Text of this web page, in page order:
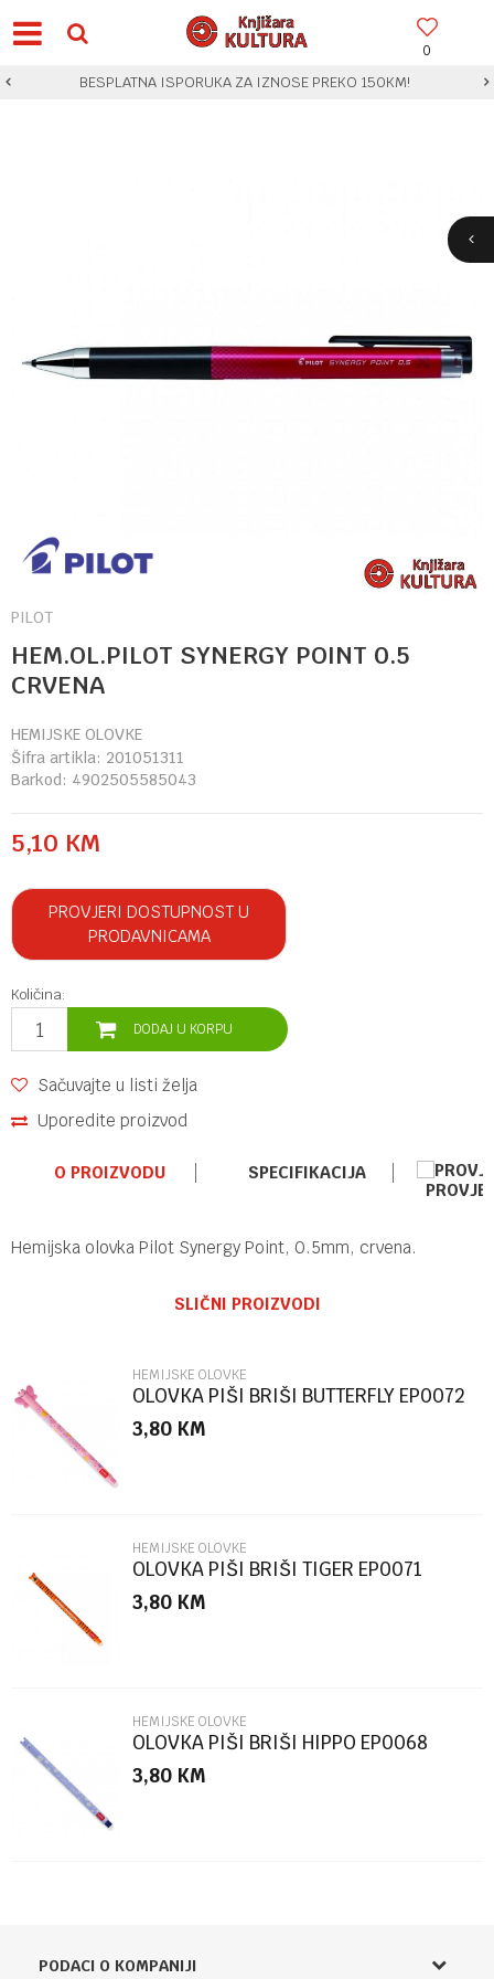
0
BESPLATNA ISPORUKA ZA IZNOSE PREKO 150KM!
PILOT
HEM.OL.PILOT SYNERGY POINT 0.5
CRVENA
HEMIJSKE OLOVKE
Šifra artikla: 201051311
Barkod: 4902505585043
5,10 KM
PROVJERI DOSTUPNOST U
PRODAVNICAMA
Količina:
DODAJ U KORPU
Sačuvajte u listi želja
Uporedite proizvod
O PROIZVODU
SPECIFIKACIJA
Hemijska olovka Pilot Synergy Point, 0.5mm, crvena.
Poruka
POŠALJI
SLIČNI PROIZVODI
HEMIJSKE OLOVKE
OLOVKA PIŠI BRIŠI BUTTERFLY EP0072
3,80 KM
HEMIJSKE OLOVKE
OLOVKA PIŠI BRIŠI TIGER EP0071
3,80 KM
HEMIJSKE OLOVKE
OLOVKA PIŠI BRIŠI HIPPO EP0068
3,80 KM
PODACI O KOMPANIJI